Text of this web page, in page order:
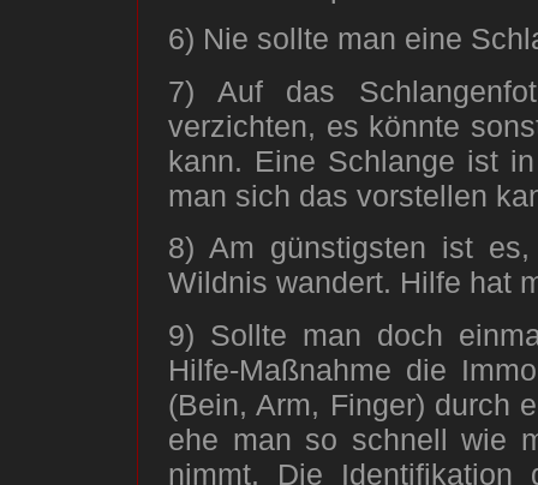
6) Nie sollte man eine
7) Auf das
verzichten, es könnte
kann. Eine Schlange ist
man sich das vorstellen
8) Am günstigsten ist
Wildnis wandert. Hilfe hat
9) Sollte man doch
Hilfe-Maßnahme die
(Bein, Arm, Finger) durch
ehe man so schnell wie
nimmt. Die Identifikation